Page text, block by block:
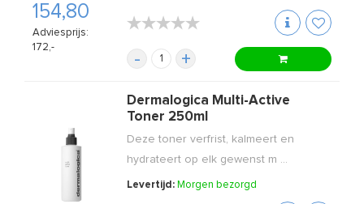
154,80
Adviesprijs:
172,-
★★★★★
★★★★★
- +
Dermalogica Multi-Active
Toner 250ml
Deze toner verfrist, kalmeert en
hydrateert op elk gewenst m ...
Levertijd: Morgen bezorgd